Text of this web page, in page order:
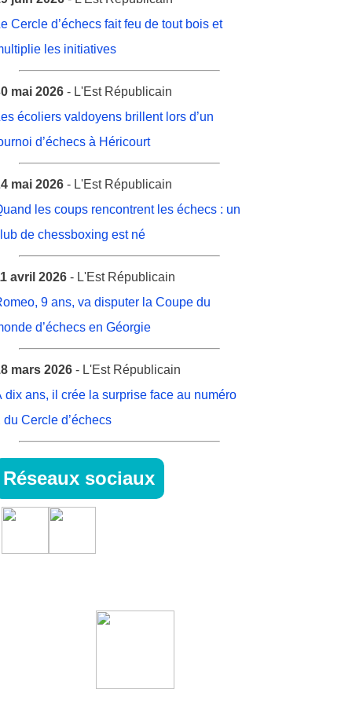
Cercle d’échecs fait feu de tout bois et
les initiatives
mai 2026- L'Est Républicain
écoliers valdoyens brillent lors d’un
d’échecs à Héricourt
mai 2026- L'Est Républicain
les coups rencontrent les échecs : un
de chessboxing est né
avril 2026- L'Est Républicain
9 ans, va disputer la Coupe du
d’échecs en Géorgie
mars 2026- L'Est Républicain
dix ans, il crée la surprise face au numéro
du Cercle d’échecs
Réseaux sociaux